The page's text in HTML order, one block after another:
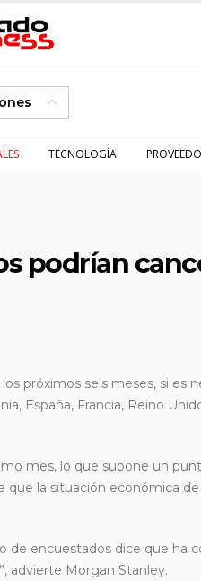
TECNOLOGÍA
podrían
próximos seis meses, si es
España, Francia, Reino
mes, lo que supone un
que la situación económica de
de encuestados dice que ha
advierte Morgan Stanley.